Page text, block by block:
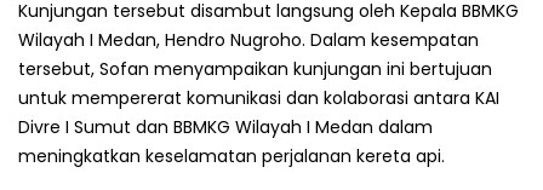
Kunjungan tersebut disambut langsung oleh Kepala BBMKG
Wilayah I Medan, Hendro Nugroho. Dalam kesempatan
tersebut, Sofan menyampaikan kunjungan ini bertujuan
untuk mempererat komunikasi dan kolaborasi antara KAI
Divre I Sumut dan BBMKG Wilayah I Medan dalam
meningkatkan keselamatan perjalanan kereta api.